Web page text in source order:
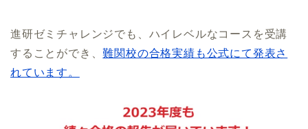
進研ゼミチャレンジでも、ハイレベルなコースを受講
することができ、難関校の合格実績も公式にて発表さ
れています。